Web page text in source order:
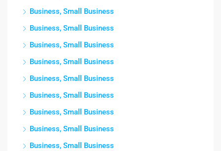
Business, Small Business
Business, Small Business
Business, Small Business
Business, Small Business
Business, Small Business
Business, Small Business
Business, Small Business
Business, Small Business
Business, Small Business